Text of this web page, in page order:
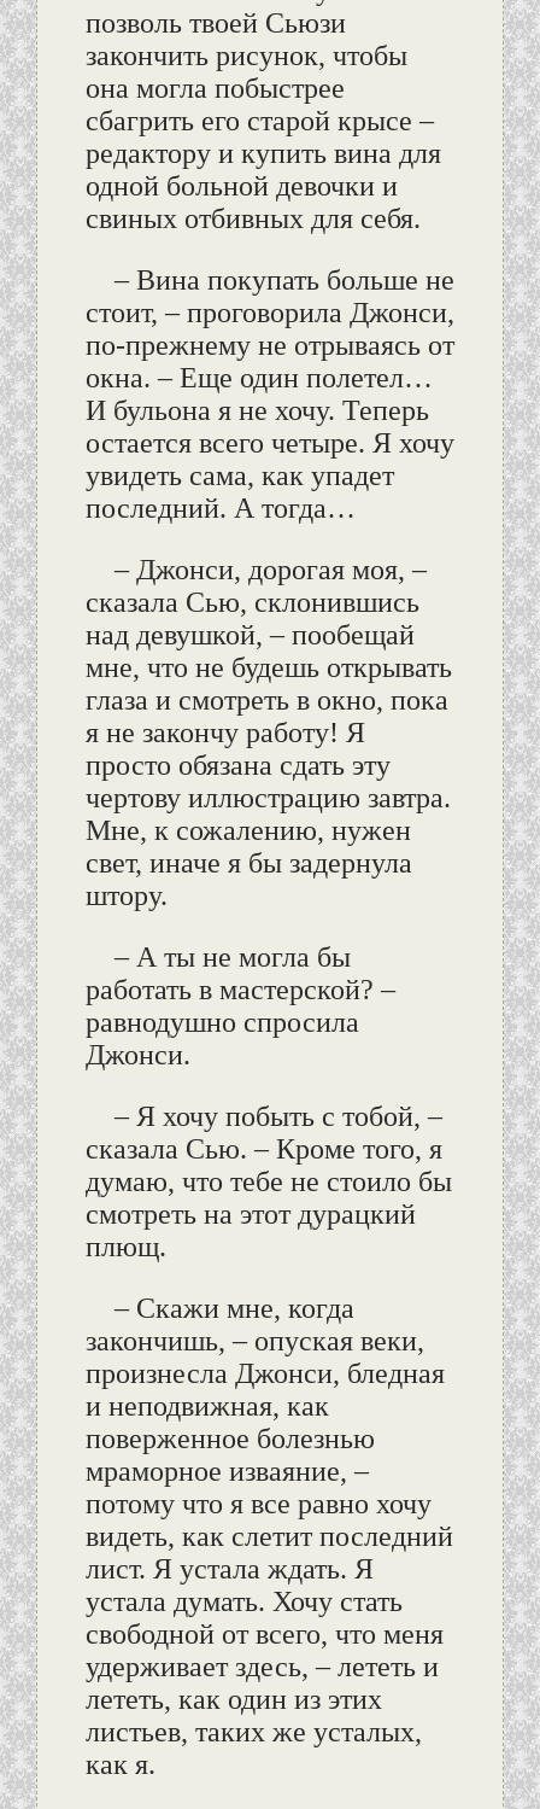
позволь твоей Сьюзи
закончить рисунок, чтобы
она могла побыстрее
сбагрить его старой крысе –
редактору и купить вина для
одной больной девочки и
свиных отбивных для себя.
– Вина покупать больше не
стоит, – проговорила Джонси,
по-прежнему не отрываясь от
окна. – Еще один полетел…
И бульона я не хочу. Теперь
остается всего четыре. Я хочу
увидеть сама, как упадет
последний. А тогда…
– Джонси, дорогая моя, –
сказала Сью, склонившись
над девушкой, – пообещай
мне, что не будешь открывать
глаза и смотреть в окно, пока
я не закончу работу! Я
просто обязана сдать эту
чертову иллюстрацию завтра.
Мне, к сожалению, нужен
свет, иначе я бы задернула
штору.
– А ты не могла бы
работать в мастерской? –
равнодушно спросила
Джонси.
– Я хочу побыть с тобой, –
сказала Сью. – Кроме того, я
думаю, что тебе не стоило бы
смотреть на этот дурацкий
плющ.
– Скажи мне, когда
закончишь, – опуская веки,
произнесла Джонси, бледная
и неподвижная, как
поверженное болезнью
мраморное изваяние, –
потому что я все равно хочу
видеть, как слетит последний
лист. Я устала ждать. Я
устала думать. Хочу стать
свободной от всего, что меня
удерживает здесь, – лететь и
лететь, как один из этих
листьев, таких же усталых,
как я.